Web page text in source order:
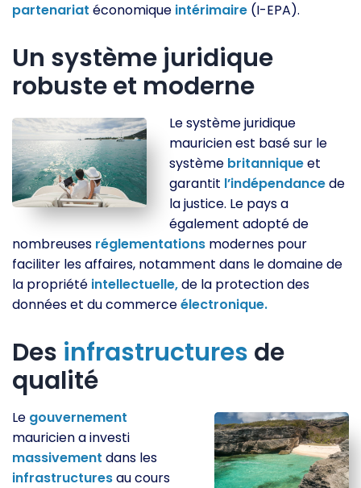
partenariat économique intérimaire (I-EPA).
Un système juridique
robuste et moderne
Le système juridique
mauricien est basé sur le
système britanniqueet
garantit l’indépendancede
la justice. Le pays a
également adopté de
nombreuses réglementations modernes pour
faciliter les affaires, notamment dans le domaine de
la propriété intellectuelle,de la protection des
données et du commerceélectronique.
Des infrastructures de
qualité
Le gouvernement
mauricien a investi
massivement dans les
infrastructuresau cours